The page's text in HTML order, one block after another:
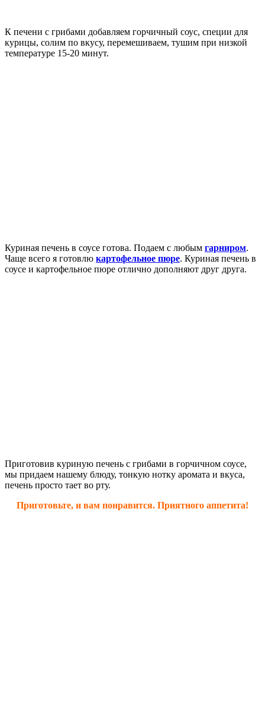
К печени с грибами добавляем горчичный соус, специи для
курицы, солим по вкусу, перемешиваем, тушим при низкой
температуре 15-20 минут.
Куриная печень в соусе готова. Подаем с любым гарниром.
Чаще всего я готовлю картофельное пюре. Куриная печень в
соусе и картофельное пюре отлично дополняют друг друга.
Приготовив куриную печень с грибами в горчичном соусе,
мы придаем нашему блюду, тонкую нотку аромата и вкуса,
печень просто тает во рту.
Приготовьте, и вам понравится. Приятного аппетита!